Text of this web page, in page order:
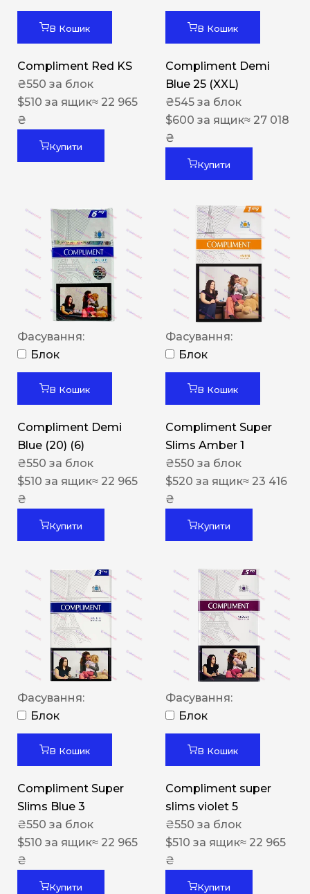
В Кошик
Compliment Red KS
₴550 за блок
$510 за ящик≈ 22 965
₴
Купити
В Кошик
Compliment Demi
Blue 25 (XXL)
₴545 за блок
$600 за ящик≈ 27 018
₴
Купити
Фасування:
Блок
В Кошик
Compliment Demi
Blue (20) (6)
₴550 за блок
$510 за ящик≈ 22 965
₴
Купити
Фасування:
Блок
В Кошик
Compliment Super
Slims Amber 1
₴550 за блок
$520 за ящик≈ 23 416
₴
Купити
Фасування:
Блок
В Кошик
Compliment Super
Slims Blue 3
₴550 за блок
$510 за ящик≈ 22 965
₴
Купити
Фасування:
Блок
В Кошик
Compliment super
slims violet 5
₴550 за блок
$510 за ящик≈ 22 965
₴
Купити